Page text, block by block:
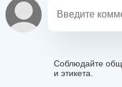
Соблюдайте
и этикета.